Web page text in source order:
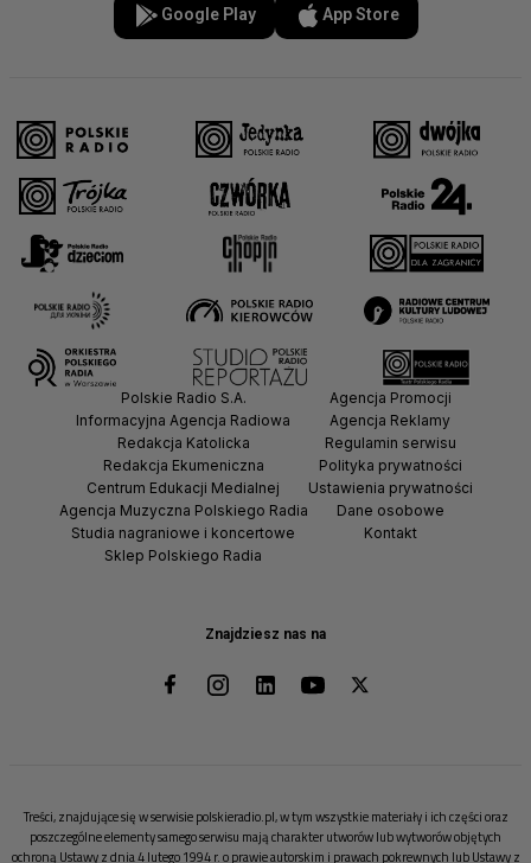
Google Play App Store
Znajdziesz nas na
Polskie Radio S.A.
Informacyjna Agencja Radiowa
Redakcja Katolicka
Redakcja Ekumeniczna
Centrum Edukacji Medialnej
Agencja Muzyczna Polskiego Radia
Studia nagraniowe i koncertowe
Sklep Polskiego Radia
Agencja Promocji
Agencja Reklamy
Regulamin serwisu
Polityka prywatności
Ustawienia prywatności
Dane osobowe
Kontakt
Treści, znajdujące się w serwisie polskieradio.pl, w tym wszystkie materiały i ich części oraz
poszczególne elementy samego serwisu mają charakter utworów lub wytworów objętych
ochroną Ustawy z dnia 4 lutego 1994 r. o prawie autorskim i prawach pokrewnych lub Ustawy z